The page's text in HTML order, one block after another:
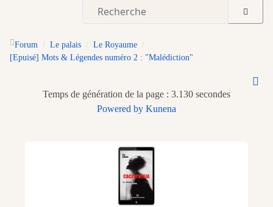
Forum Le palais
Le Royaume
[Epuisé] Mots & Légendes numéro 2 : "Malédiction"
Temps de génération de la page : 3.130 secondes
Powered by Kunena